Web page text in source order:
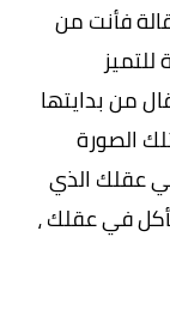
فأنت من
من بدايتها
الصورة
في عقلك الذي
في عقلك ،